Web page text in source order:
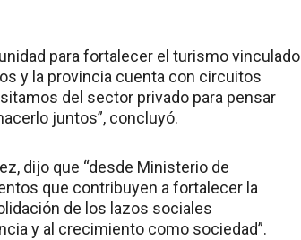
para fortalecer el turismo vinculado
y la provincia cuenta con circuitos
del sector privado para pensar
juntos”, concluyó.
dijo que “desde Ministerio de
que contribuyen a fortalecer la
de los lazos sociales
y al crecimiento como sociedad”.